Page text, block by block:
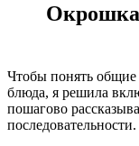
Окрошка
Чтобы понять общие
блюда, я решила
пошагово
последовательности.